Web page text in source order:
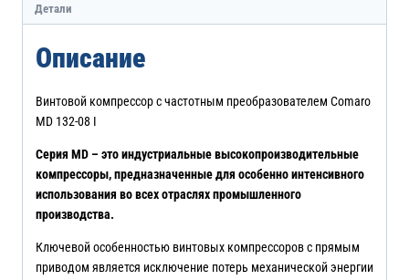
Детали
Описание
Винтовой компрессор с частотным преобразователем Comaro
MD 132-08 I
Серия MD – это индустриальные высокопроизводительные
компрессоры, предназначенные для особенно интенсивного
использования во всех отраслях промышленного
производства.
Ключевой особенностью винтовых компрессоров с прямым
приводом является исключение потерь механической энергии